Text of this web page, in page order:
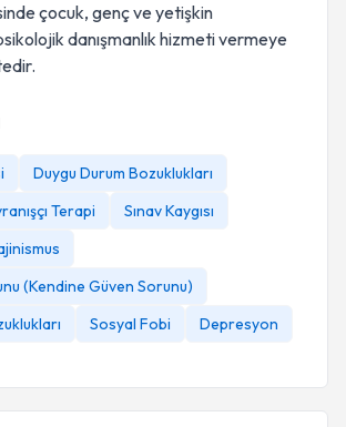
çocuk, genç ve yetişkin
danışmanlık hizmeti vermeye
Duygu Durum Bozuklukları
Terapi
Sınav Kaygısı
(Kendine Güven Sorunu)
Sosyal Fobi
Depresyon